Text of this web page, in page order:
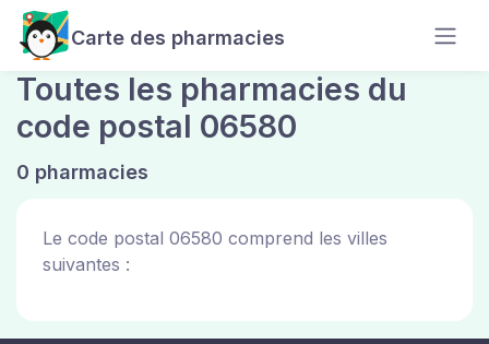
Carte des pharmacies
Toutes les pharmacies du
code postal 06580
0 pharmacies
Le code postal 06580 comprend les villes
suivantes :